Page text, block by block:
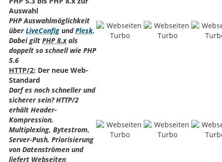
Auswahl
PHP Auswahlmöglichkeit
überLiveConfig undPlesk.
Dabei gilt PHP 8.xals
doppelt so schnell wie PHP
5.6
HTTP/2: Der neue Web-
Standard
Darf es noch schneller und
sicherer sein? HTTP/2
erhält Header-
Kompression,
Multiplexing, Bytestrom,
Server-Push, Priorisierung
von Datenströmen und
liefert Webseiten